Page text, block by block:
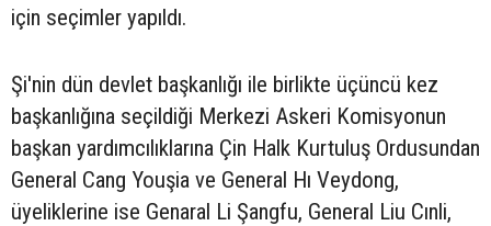
için seçimler yapıldı.
Şi'nin dün devlet başkanlığı ile birlikte üçüncü kez
başkanlığına seçildiği Merkezi Askeri Komisyonun
başkan yardımcılıklarına Çin Halk Kurtuluş Ordusundan
General Cang Youşia ve General Hı Veydong,
üyeliklerine ise Genaral Li Şangfu, General Liu Cınli,